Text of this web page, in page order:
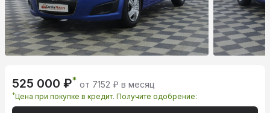
525 000 ₽* от 7152 ₽ в месяц
*Цена при покупке в кредит. Получите одобрение: